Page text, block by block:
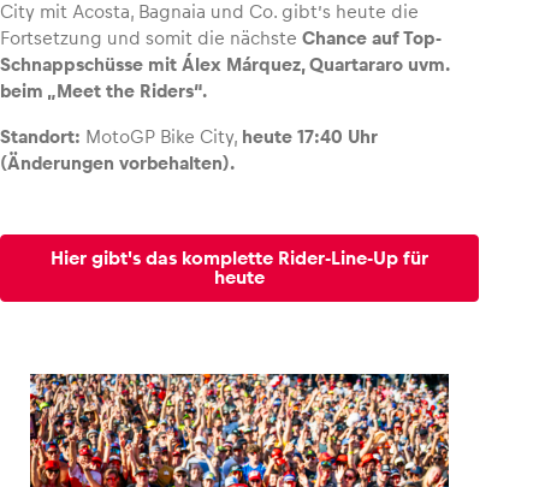
City mit Acosta, Bagnaia und Co. gibt’s heute die
Fortsetzung und somit die nächste Chance auf Top-
Schnappschüsse mit Álex Márquez, Quartararo uvm.
beim „Meet the Riders“.
Standort: MotoGP Bike City, heute 17:40 Uhr
(Änderungen vorbehalten).
Hier gibt's das komplette Rider-Line-Up für
heute